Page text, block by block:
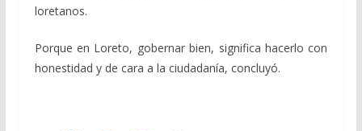
loretanos.
Porque en Loreto, gobernar bien, significa hacerlo con
honestidad y de cara a la ciudadanía, concluyó.